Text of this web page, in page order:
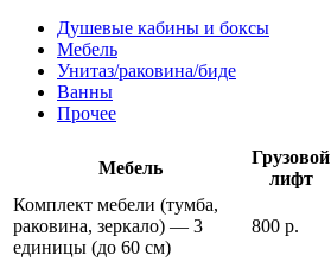
Душевые кабины и боксы
Мебель
Унитаз/раковина/биде
Ванны
Прочее
Мебель
Грузовой
лифт
Комплект мебели (тумба,
раковина, зеркало) — 3
единицы (до 60 см)
800 р.